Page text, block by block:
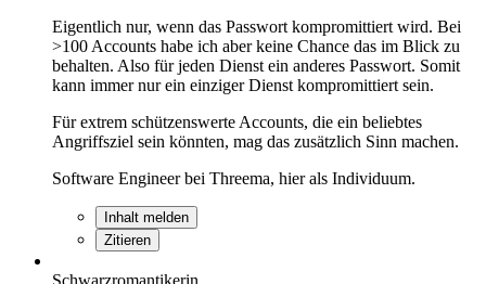
Eigentlich nur, wenn das Passwort kompromittiert wird. Bei
>100 Accounts habe ich aber keine Chance das im Blick zu
behalten. Also für jeden Dienst ein anderes Passwort. Somit
kann immer nur ein einziger Dienst kompromittiert sein.
Für extrem schützenswerte Accounts, die ein beliebtes
Angriffsziel sein könnten, mag das zusätzlich Sinn machen.
Software Engineer bei Threema, hier als Individuum.
Inhalt melden
Zitieren
Schwarzromantikerin